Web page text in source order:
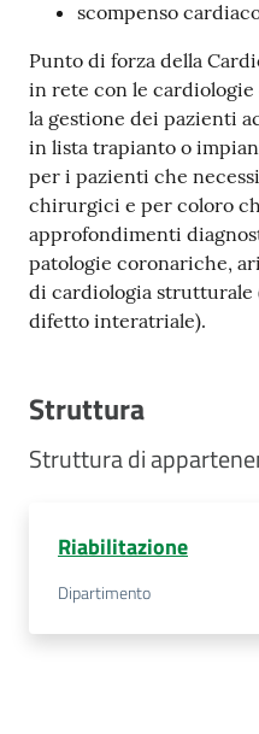
scompenso
Punto di forza della
in rete con le
la gestione dei pazienti
in lista trapianto o
per i pazienti che
chirurgici e per coloro
approfondimenti
patologie coronariche,
di cardiologia strutturale
difetto interatriale).
Struttura
Struttura di
Riabilitazione
Dipartimento